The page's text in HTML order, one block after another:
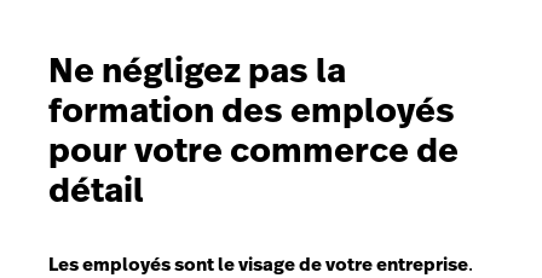
Ne négligez pas la
formation des employés
pour votre commerce de
détail
Les employés sont le visage de votre entreprise.